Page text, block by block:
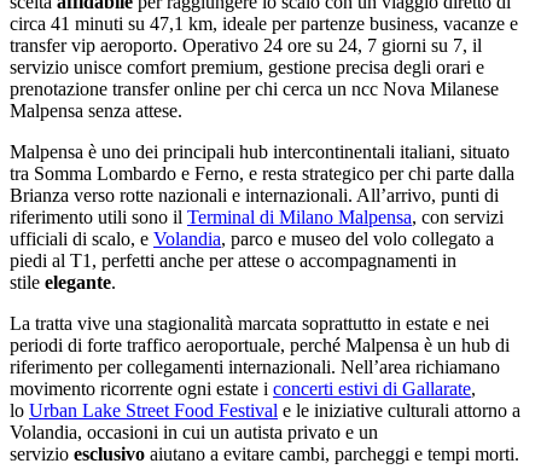
circa 41 minuti su 47,1 km, ideale per partenze business, vacanze e
transfer vip aeroporto. Operativo 24 ore su 24, 7 giorni su 7, il
servizio unisce comfort premium, gestione precisa degli orari e
prenotazione transfer online per chi cerca un ncc Nova Milanese
Malpensa senza attese.
Malpensa è uno dei principali hub intercontinentali italiani, situato
tra Somma Lombardo e Ferno, e resta strategico per chi parte dalla
Brianza verso rotte nazionali e internazionali. All’arrivo, punti di
riferimento utili sono il Terminal di Milano Malpensa, con servizi
ufficiali di scalo, e Volandia, parco e museo del volo collegato a
piedi al T1, perfetti anche per attese o accompagnamenti in
stile elegante.
La tratta vive una stagionalità marcata soprattutto in estate e nei
periodi di forte traffico aeroportuale, perché Malpensa è un hub di
riferimento per collegamenti internazionali. Nell’area richiamano
movimento ricorrente ogni estate i concerti estivi di Gallarate,
lo Urban Lake Street Food Festival e le iniziative culturali attorno a
Volandia, occasioni in cui un autista privato e un
servizio esclusivo aiutano a evitare cambi, parcheggi e tempi morti.